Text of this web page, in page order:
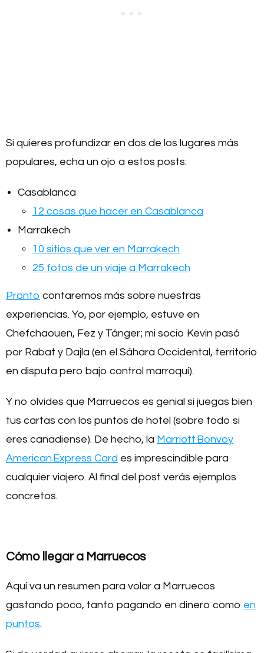
Si quieres profundizar en dos de los lugares más
populares, echa un ojo a estos posts:
Casablanca
12 cosas que hacer en Casablanca
Marrakech
10 sitios que ver en Marrakech
25 fotos de un viaje a Marrakech
Pronto contaremos más sobre nuestras
experiencias. Yo, por ejemplo, estuve en
Chefchaouen, Fez y Tánger; mi socio Kevin pasó
por Rabat y Dajla (en el Sáhara Occidental, territorio
en disputa pero bajo control marroquí).
Y no olvides que Marruecos es genial si juegas bien
tus cartas con los puntos de hotel (sobre todo si
eres canadiense). De hecho, la Marriott Bonvoy
American Express Card es imprescindible para
cualquier viajero. Al final del post verás ejemplos
concretos.
Cómo llegar a Marruecos
Aquí va un resumen para volar a Marruecos
gastando poco, tanto pagando en dinero como en
puntos.